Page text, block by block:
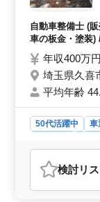
どの福利厚生
れています。
事とプライベ
従業員のニー
自動車整備士 (
車の板金・塗装)
年収400万
埼玉県久喜
平均年齢
50代活躍中 車
おすすめポイ
＜シニア層の
籍し、豊富な
検討リス